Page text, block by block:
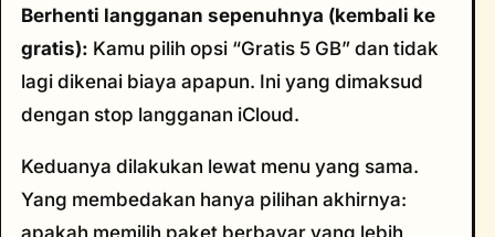
Berhenti langganan sepenuhnya (kembali ke
gratis): Kamu pilih opsi “Gratis 5 GB” dan tidak
lagi dikenai biaya apapun. Ini yang dimaksud
dengan stop langganan iCloud.
Keduanya dilakukan lewat menu yang sama.
Yang membedakan hanya pilihan akhirnya: